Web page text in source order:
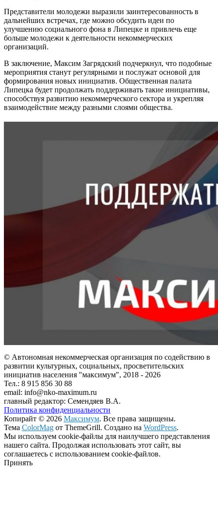
Представители молодежи выразили заинтересованность в
дальнейших встречах, где можно обсудить идеи по
улучшению социального фона в Липецке и привлечь еще
больше молодежи к деятельности некоммерческих
организаций.
В заключение, Максим Загрядский подчеркнул, что подобные
мероприятия станут регулярными и послужат основой для
формирования новых инициатив. Общественная палата
Липецка будет продолжать поддерживать такие инициативы,
способствуя развитию некоммерческого сектора и укрепляя
взаимодействие между разными слоями общества.
© Автономная некоммерческая организация по содействию в
развитии культурных, социальных, просветительских
инициатив населения "максимум", 2018 - 2026
Тел.: 8 915 856 30 88
email: info@nko-maximum.ru
главный редактор: Семендяев В.А.
Политика конфиденциальности
Копирайт © 2026 Максимум. Все права защищены.
Тема ColorMag от ThemeGrill. Создано на WordPress.
Мы используем cookie-файлы для наилучшего представления
нашего сайта. Продолжая использовать этот сайт, вы
соглашаетесь с использованием cookie-файлов.
Принять